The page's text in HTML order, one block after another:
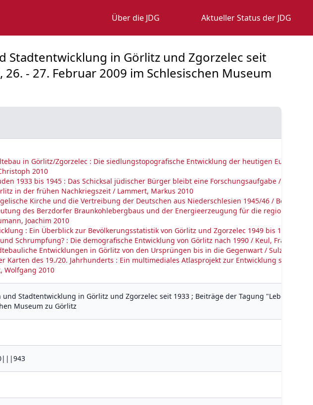
Über die JDG Aktueller Status der JDG
Stadtentwicklung in Görlitz und Zgorzelec seit
- 27. Februar 2009 im Schlesischen Museum
in Görlitz/Zgorzelec : Die siedlungstopografische Entwicklung der heutigen
2010
1933 bis 1945 : Das Schicksal jüdischer Bürger bleibt eine Forschungsaufgabe / Bauer,
in der frühen Nachkriegszeit / Lammert, Markus 2010
Kirche und die Vertreibung der Deutschen aus Niederschlesien 1945/46 / Besier,
des Berzdorfer Braunkohlebergbaus und der Energieerzeugung für die regionale
Joachim 2010
: Ein Überblick zur Bevölkerungsstatistik von Görlitz und Zgorzelec 1949 bis 1990 /
Schrumpfung? : Die demografische Entwicklung von Görlitz nach 1990 / Keul, Franz-Josef
Entwicklungen in Görlitz von den Ursprüngen bis in die Gegenwart / Sulzer, Jürg
Karten des 19./20. Jahrhunderts : Ein multimediales Atlasprojekt zur Entwicklung
Wolfgang 2010
Stadtentwicklung in Görlitz und Zgorzelec seit 1933 ; Beiträge der Tagung "Lebenswege
Museum zu Görlitz